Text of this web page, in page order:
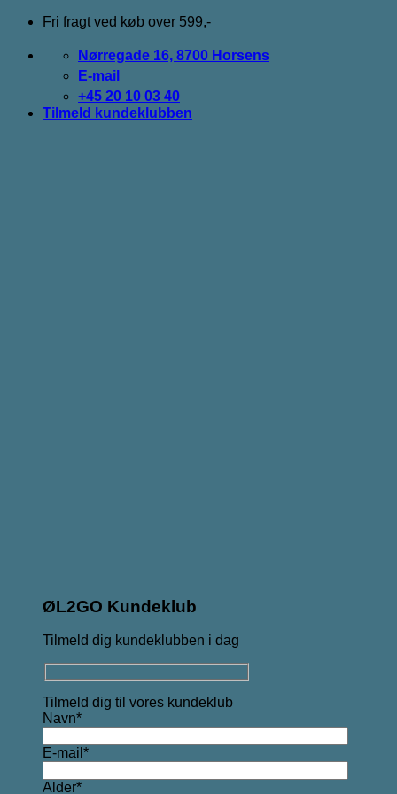
Fortsæt
indhold
Fri fragt ved køb over 599,-
Nørregade 16, 8700 Horsens
E-mail
+45 20 10 03 40
Tilmeld kundeklubben
ØL2GO Kundeklub
Tilmeld dig kundeklubben i dag
Tilmeld dig til vores kundeklub
Navn*
E-mail*
Alder*